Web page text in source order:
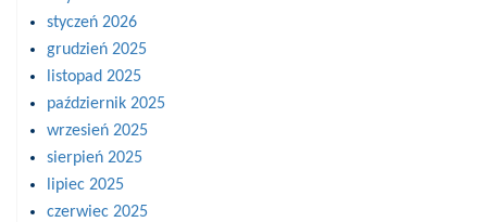
styczeń 2026
grudzień 2025
listopad 2025
październik 2025
wrzesień 2025
sierpień 2025
lipiec 2025
czerwiec 2025